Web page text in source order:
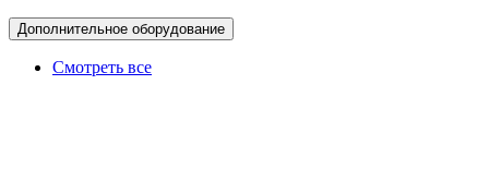
Дополнительное оборудование
Смотреть все